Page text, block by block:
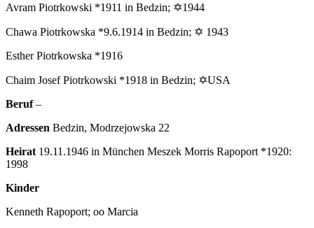
Avram Piotrkowski *1911 in Bedzin; ✡1944
Chawa Piotrkowska *9.6.1914 in Bedzin; ✡ 1943
Esther Piotrkowska *1916
Chaim Josef Piotrkowski *1918 in Bedzin; ✡USA
Beruf–
Adressen Bedzin, Modrzejowska 22
Heirat 19.11.1946 in München Meszek Morris Rapoport *1920:
1998
Kinder
Kenneth Rapoport; oo Marcia